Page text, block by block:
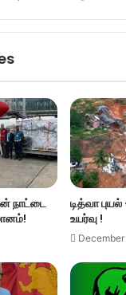
நாட்டை
டித்வா
உயர்வு !